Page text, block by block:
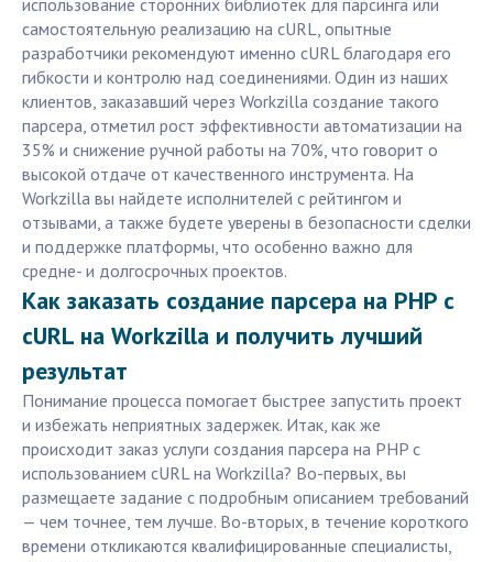
использование сторонних библиотек для парсинга или
самостоятельную реализацию на cURL, опытные
разработчики рекомендуют именно cURL благодаря его
гибкости и контролю над соединениями. Один из наших
клиентов, заказавший через Workzilla создание такого
парсера, отметил рост эффективности автоматизации на
35% и снижение ручной работы на 70%, что говорит о
высокой отдаче от качественного инструмента. На
Workzilla вы найдете исполнителей с рейтингом и
отзывами, а также будете уверены в безопасности сделки
и поддержке платформы, что особенно важно для
средне- и долгосрочных проектов.
Как заказать создание парсера на PHP c
cURL на Workzilla и получить лучший
результат
Понимание процесса помогает быстрее запустить проект
и избежать неприятных задержек. Итак, как же
происходит заказ услуги создания парсера на PHP с
использованием cURL на Workzilla? Во-первых, вы
размещаете задание с подробным описанием требований
— чем точнее, тем лучше. Во-вторых, в течение короткого
времени откликаются квалифицированные специалисты,